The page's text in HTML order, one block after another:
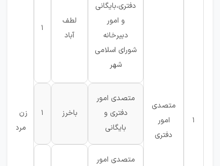
1
متصدی
امور
دفتری
دفتری،بایگانی
و امور
دبیرخانه
شورای اسلامی
شهر
لطف
آباد
1
زن -
مرد
متصدی امور
دفتری و
بایگانی
باخرز 1
متصدی امور